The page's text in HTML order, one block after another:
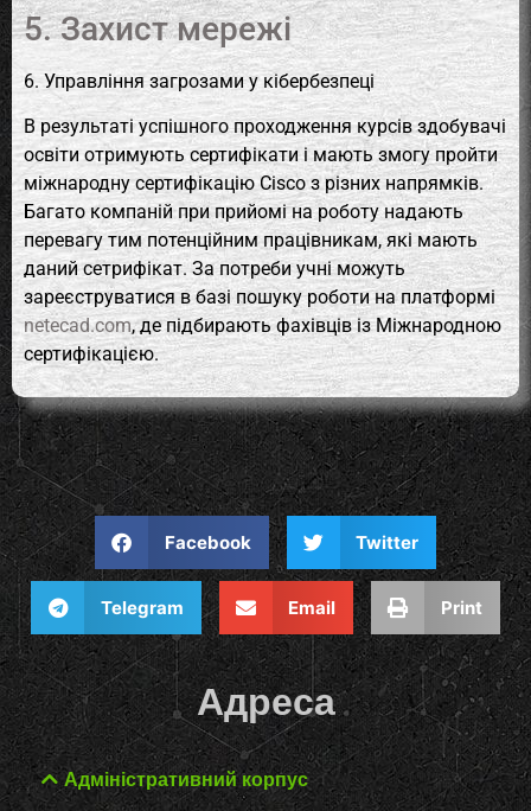
5. Захист мережі
6. Управління загрозами у кібербезпеці
В результаті успішного проходження курсів здобувачі
освіти отримують сертифікати і мають змогу пройти
міжнародну сертифікацію Cisco з різних напрямків.
Багато компаній при прийомі на роботу надають
перевагу тим потенційним працівникам, які мають
даний сетрифікат. За потреби учні можуть
зареєструватися в базі пошуку роботи на платформі
netecad.com, де підбирають фахівців із Міжнародною
сертифікацією.
Facebook Twitter
Telegram Email Print
Адреса
Адміністративний корпус